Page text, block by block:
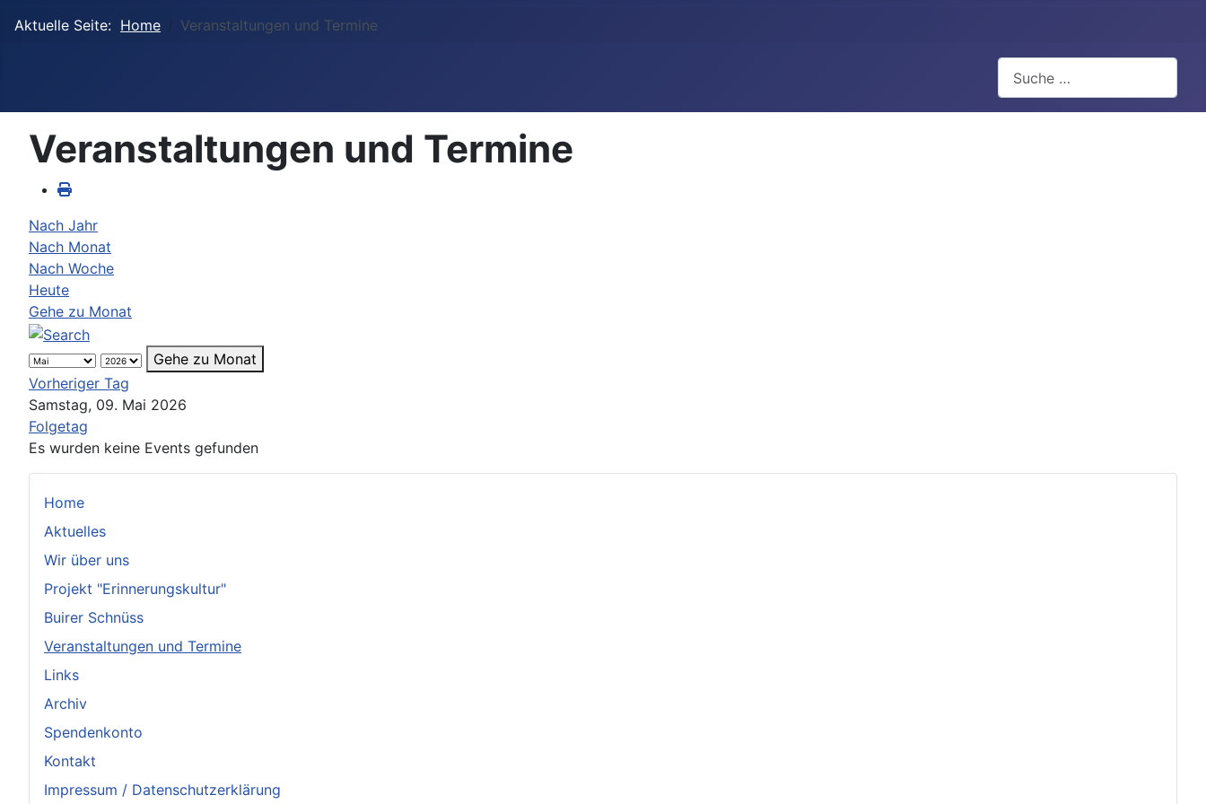
Aktuelle Seite: Home Veranstaltungen und Termine
Home
Aktuelles
Wir über uns
Projekt "Erinnerungskultur"
Buirer Schnüss
Veranstaltungen und Termine
Links
Archiv
Spendenkonto
Kontakt
Impressum / Datenschutzerklärung
Veranstaltungen und Termine
Nach Jahr
Nach Monat
Nach Woche
Heute
Gehe zu Monat
Gehe zu Monat
Vorheriger Tag
Samstag, 09. Mai 2026
Folgetag
Es wurden keine Events gefunden